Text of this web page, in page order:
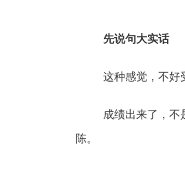
先说句大实话
这种感觉，不好
成绩出来了，
陈。